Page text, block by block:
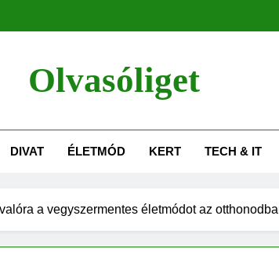
Olvasóliget
DIVAT ÉLETMÓD KERT TECH & IT
a vegyszermentes életmódot az